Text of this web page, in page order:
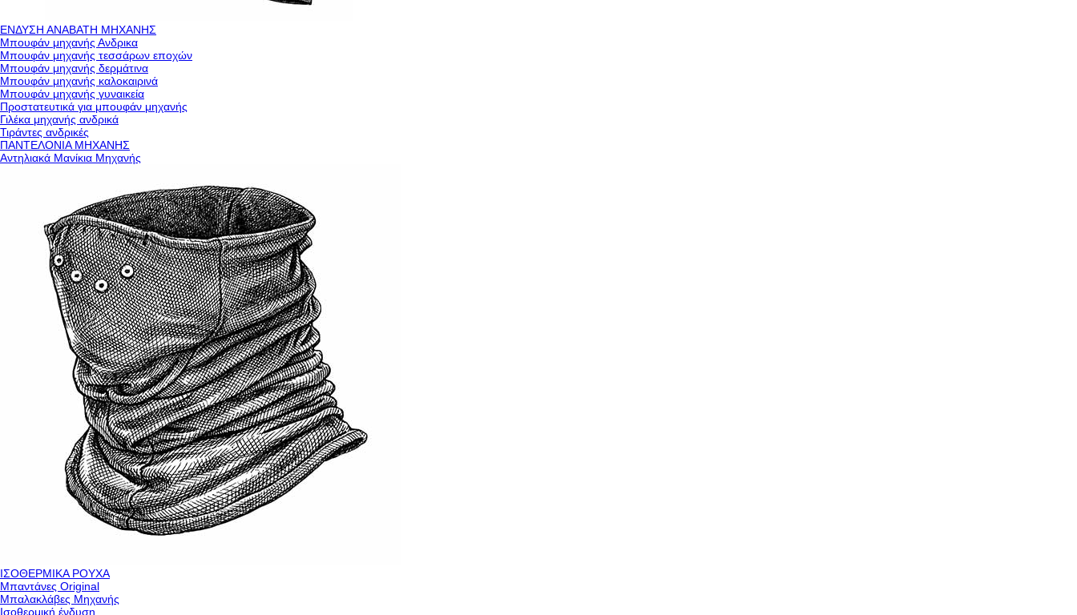
ΕΝΔΥΣΗ ΑΝΑΒΑΤΗ ΜΗΧΑΝΗΣ
Μπουφάν μηχανής Ανδρικα
Μπουφάν μηχανής τεσσάρων εποχών
Μπουφάν μηχανής δερμάτινα
Μπουφάν μηχανής καλοκαιρινά
Μπουφάν μηχανής γυναικεία
Προστατευτικά για μπουφάν μηχανής
Γιλέκα μηχανής ανδρικά
Τιράντες ανδρικές
ΠΑΝΤΕΛΟΝΙΑ ΜΗΧΑΝΗΣ
Αντηλιακά Μανίκια Μηχανής
ΙΣΟΘΕΡΜΙΚΑ ΡΟΥΧΑ
Μπαντάνες Original
Μπαλακλάβες Μηχανής
Ισοθερμική ένδυση